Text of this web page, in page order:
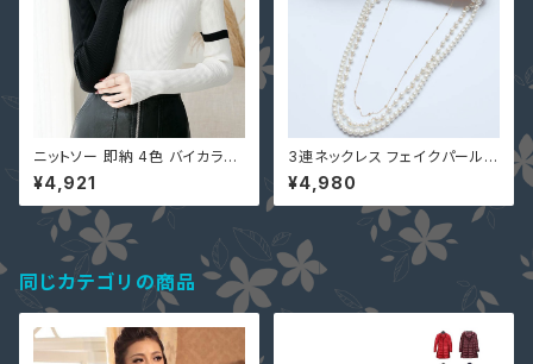
ニットソー 即納 4色 バイカラー
トップス ニット カットソー ハイ
ネック スリム 着痩せ 切り替え
9002010 秋冬 大人可愛い 黒
白 赤 グレー 長袖
¥4,921
3連ネックレス フェイクパール
結婚式 パーティー 入学式 入園
式 卒業式 卒園式 YJ-L0016
アクセサリー フォーマル レディ
¥4,980
同じカテゴリの商品